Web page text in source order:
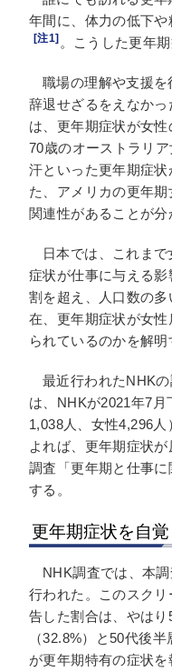
年間に、体力の低下
[注1] 。こうした更年
職場の理解や支援
辞退せざるをえなか
は、更年期症状が女
70歳のオーストラリ
汗といった更年期症
た、アメリカの更年
関連性があることが分
日本では、これま
症状が仕事に与える
割を超え、人口数の
在、更年期症状が女
られているのかを解明
最近行われたNHK
は、NHKが2021年7
1,038人、女性4,296
よれば、更年期症状
調査「更年期と仕事
する。
更年期症状を自
NHK調査では、本
行われた。このスク
告した割合は、やは
（32.8%）と50代後
が更年期特有の症状